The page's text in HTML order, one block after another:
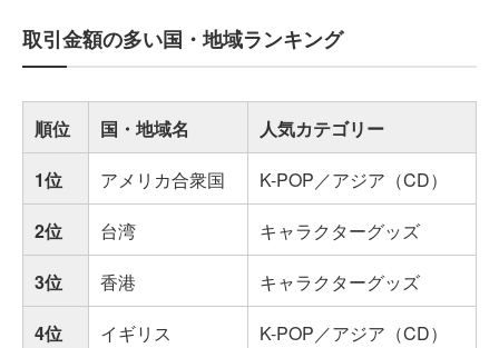
取引金額の多い国・地域ランキング
順位 国・地域名
人気カテゴリー
1位
アメリカ合衆国
K-POP／アジア（CD）
2位
台湾
キャラクターグッズ
3位
香港
キャラクターグッズ
4位
イギリス
K-POP／アジア（CD）